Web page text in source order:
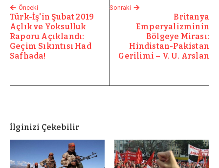
Önceki
Türk-İş'in Şubat 2019
Açlık ve Yoksulluk
Raporu Açıklandı:
Geçim Sıkıntısı Had
Safhada!
Sonraki
Britanya
Emperyalizminin
Bölgeye Mirası:
Hindistan-Pakistan
Gerilimi – V. U. Arslan
İlginizi Çekebilir